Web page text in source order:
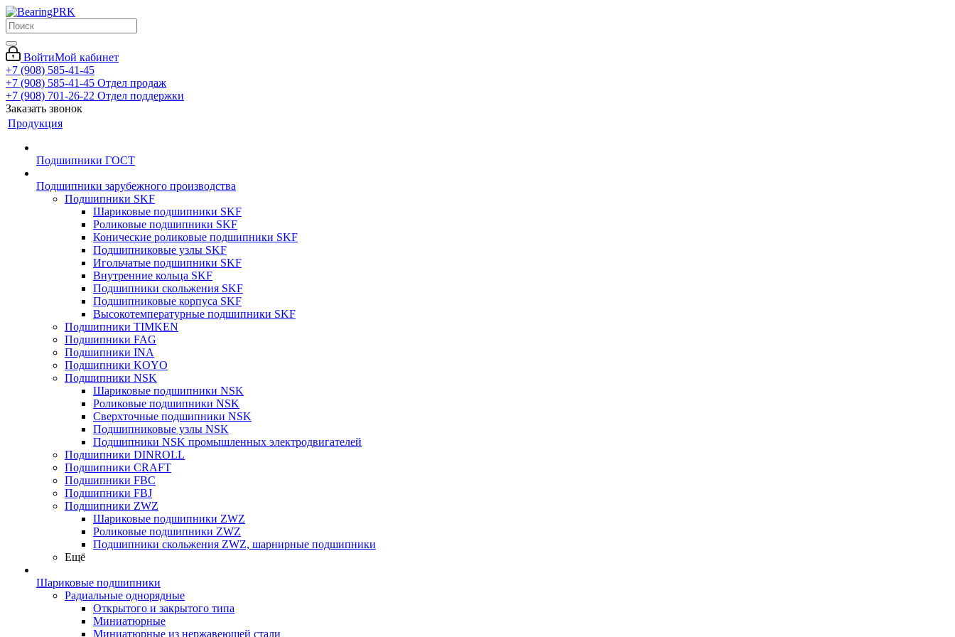
ВойтиМой кабинет
+7 (908) 585-41-45
+7 (908) 585-41-45 Отдел продаж
+7 (908) 701-26-22 Отдел поддержки
Заказать звонок
Продукция
Подшипники ГОСТ
Подшипники зарубежного производства
Подшипники SKF
Шариковые подшипники SKF
Роликовые подшипники SKF
Конические роликовые подшипники SKF
Подшипниковые узлы SKF
Игольчатые подшипники SKF
Внутренние кольца SKF
Подшипники скольжения SKF
Подшипниковые корпуса SKF
Высокотемпературные подшипники SKF
Подшипники TIMKEN
Подшипники FAG
Подшипники INA
Подшипники KOYO
Подшипники NSK
Шариковые подшипники NSK
Роликовые подшипники NSK
Сверхточные подшипники NSK
Подшипниковые узлы NSK
Подшипники NSK промышленных электродвигателей
Подшипники DINROLL
Подшипники CRAFT
Подшипники FBC
Подшипники FBJ
Подшипники ZWZ
Шариковые подшипники ZWZ
Роликовые подшипники ZWZ
Подшипники скольжения ZWZ, шарнирные подшипники
Ещё
Шариковые подшипники
Радиальные однорядные
Открытого и закрытого типа
Миниатюрные
Миниатюрные из нержавеющей стали